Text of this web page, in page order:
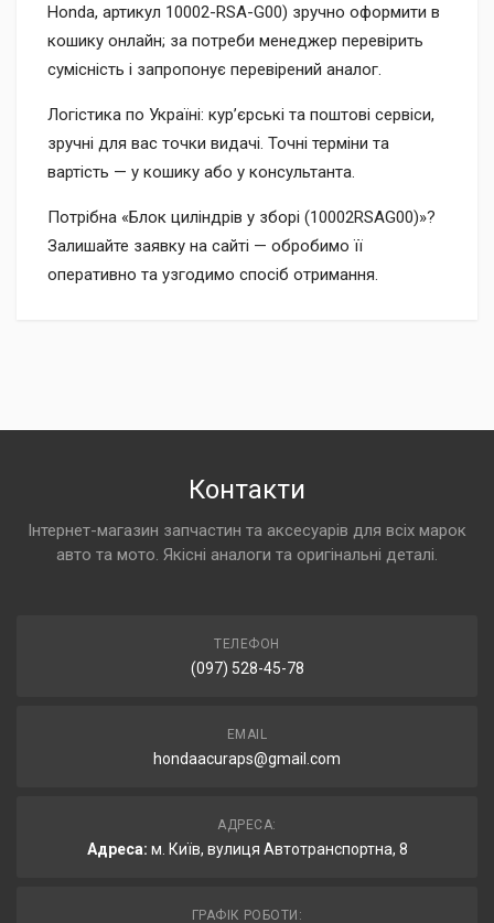
Honda, артикул 10002-RSA-G00) зручно оформити в
кошику онлайн; за потреби менеджер перевірить
сумісність і запропонує перевірений аналог.
Логістика по Україні: кур’єрські та поштові сервіси,
зручні для вас точки видачі. Точні терміни та
вартість — у кошику або у консультанта.
Потрібна «Блок циліндрів у зборі (10002RSAG00)»?
Залишайте заявку на сайті — обробимо її
оперативно та узгодимо спосіб отримання.
Контакти
Інтернет-магазин запчастин та аксесуарів для всіх марок
авто та мото. Якісні аналоги та оригінальні деталі.
ТЕЛЕФОН
(097) 528-45-78
EMAIL
hondaacuraps@gmail.com
АДРЕСА:
Адреса: м. Київ, вулиця Автотранспортна, 8
ГРАФІК РОБОТИ: